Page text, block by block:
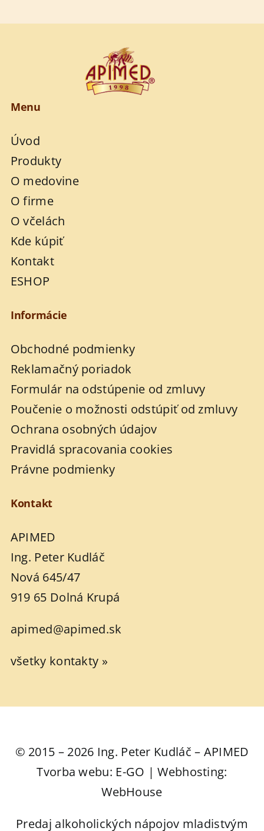
Menu
Úvod
Produkty
O medovine
O firme
O včelách
Kde kúpiť
Kontakt
ESHOP
Informácie
Obchodné podmienky
Reklamačný poriadok
Formulár na odstúpenie od zmluvy
Poučenie o možnosti odstúpiť od zmluvy
Ochrana osobných údajov
Pravidlá spracovania cookies
Právne podmienky
Kontakt
APIMED
Ing. Peter Kudláč
Nová 645/47
919 65 Dolná Krupá
apimed@apimed.sk
všetky kontakty »
© 2015 – 2026 Ing. Peter Kudláč – APIMED
Tvorba webu: E-GO | Webhosting:
WebHouse
Predaj alkoholických nápojov mladistvým